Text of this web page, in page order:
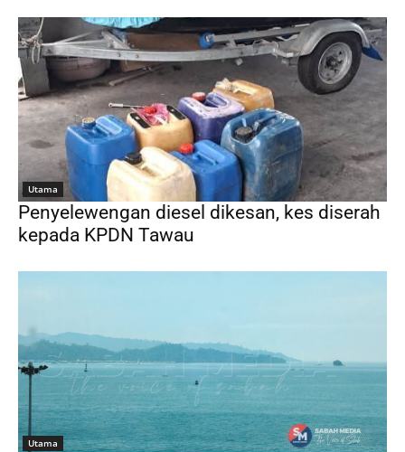
Utama
Penyelewengan diesel dikesan, kes diserah
kepada KPDN Tawau
Utama